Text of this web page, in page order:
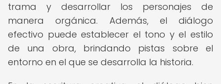
trama y desarrollar los personajes de
manera orgánica. Además, el diálogo
efectivo puede establecer el tono y el estilo
de una obra, brindando pistas sobre el
entorno en el que se desarrolla la historia.